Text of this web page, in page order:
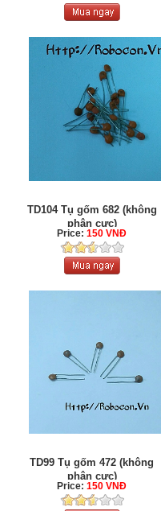
TD104 Tụ gốm 682 (không
phân cực)
Price:150 VNĐ
TD99 Tụ gốm 472 (không
phân cực)
Price:150 VNĐ